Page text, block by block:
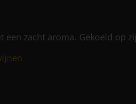
een zacht aroma. Gekoeld op